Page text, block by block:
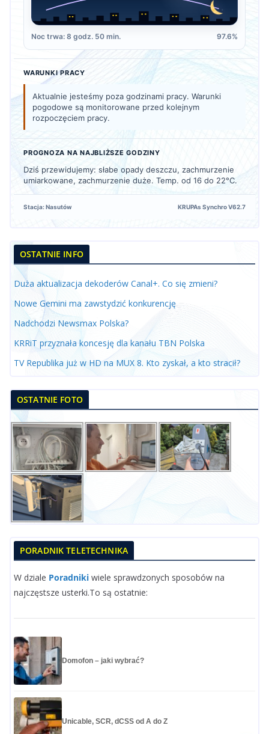
Noc trwa: 8 godz. 50 min. 97.6%
WARUNKI PRACY
Aktualnie jesteśmy poza godzinami pracy. Warunki
pogodowe są monitorowane przed kolejnym
rozpoczęciem pracy.
PROGNOZA NA NAJBLIŻSZE GODZINY
Dziś przewidujemy: słabe opady deszczu, zachmurzenie
umiarkowane, zachmurzenie duże. Temp. od 16 do 22°C.
Stacja: Nasutów KRUPAs Synchro V62.7
OSTATNIE INFO
Duża aktualizacja dekoderów Canal+. Co się zmieni?
Nowe Gemini ma zawstydzić konkurencję
Nadchodzi Newsmax Polska?
KRRiT przyznała koncesję dla kanału TBN Polska
TV Republika już w HD na MUX 8. Kto zyskał, a kto stracił?
OSTATNIE FOTO
PORADNIK TELETECHNIKA
W dziale Poradniki wiele sprawdzonych sposobów na
najczęstsze usterki.To są ostatnie:
Domofon – jaki wybrać?
Unicable, SCR, dCSS od A do Z